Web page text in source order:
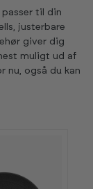
til din
justerbare
giver dig
muligt ud af
nu, også du kan